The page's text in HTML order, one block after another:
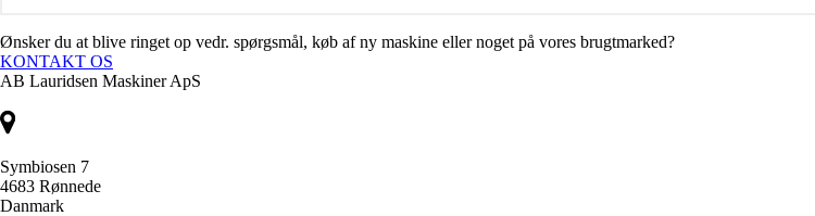
Ønsker du at blive ringet op vedr. spørgsmål, køb af ny maskine eller noget på vores brugtmarked?
KONTAKT OS
AB Lauridsen Maskiner ApS
Symbiosen 7
4683 Rønnede
Danmark